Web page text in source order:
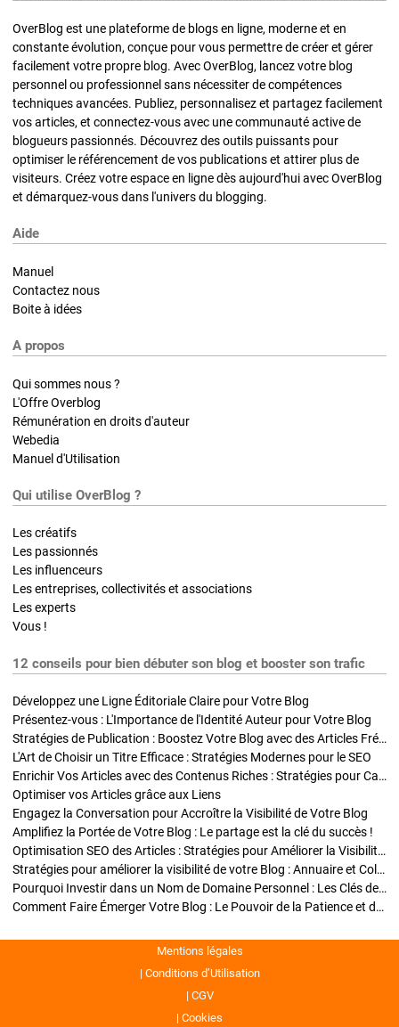
OverBlog est une plateforme de blogs en ligne, moderne et en
constante évolution, conçue pour vous permettre de créer et gérer
facilement votre propre blog. Avec OverBlog, lancez votre blog
personnel ou professionnel sans nécessiter de compétences
techniques avancées. Publiez, personnalisez et partagez facilement
vos articles, et connectez-vous avec une communauté active de
blogueurs passionnés. Découvrez des outils puissants pour
optimiser le référencement de vos publications et attirer plus de
visiteurs. Créez votre espace en ligne dès aujourd'hui avec OverBlog
et démarquez-vous dans l'univers du blogging.
Aide
Manuel
Contactez nous
Boite à idées
A propos
Qui sommes nous ?
L'Offre Overblog
Rémunération en droits d'auteur
Webedia
Manuel d'Utilisation
Qui utilise OverBlog ?
Les créatifs
Les passionnés
Les influenceurs
Les entreprises, collectivités et associations
Les experts
Vous !
12 conseils pour bien débuter son blog et booster son trafic
Développez une Ligne Éditoriale Claire pour Votre Blog
Présentez-vous : L'Importance de l'Identité Auteur pour Votre Blog
Stratégies de Publication : Boostez Votre Blog avec des Articles Fréquents et Exclusifs
L'Art de Choisir un Titre Efficace : Stratégies Modernes pour le SEO
Enrichir Vos Articles avec des Contenus Riches : Stratégies pour Captiver et Optimiser
Optimiser vos Articles grâce aux Liens
Engagez la Conversation pour Accroître la Visibilité de Votre Blog
Amplifiez la Portée de Votre Blog : Le partage est la clé du succès !
Optimisation SEO des Articles : Stratégies pour Améliorer la Visibilité de Votre Blog
Stratégies pour améliorer la visibilité de votre Blog : Annuaire et Collaborations
Pourquoi Investir dans un Nom de Domaine Personnel : Les Clés de la Réussite de Votre Blog
Comment Faire Émerger Votre Blog : Le Pouvoir de la Patience et de la Persévérance
Mentions légales
Conditions d’Utilisation
CGV
Cookies